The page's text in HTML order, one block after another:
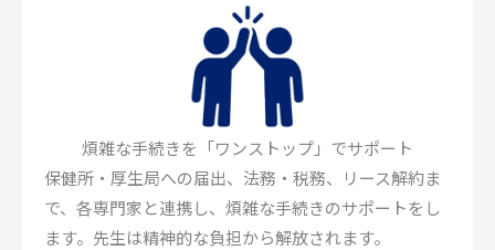
煩雑な手続きを「ワンストップ」でサポート
保健所・厚生局への届出、法務・税務、リース解約ま
で、各専門家と連携し、煩雑な手続きのサポートをし
ます。先生は精神的な負担から解放されます。